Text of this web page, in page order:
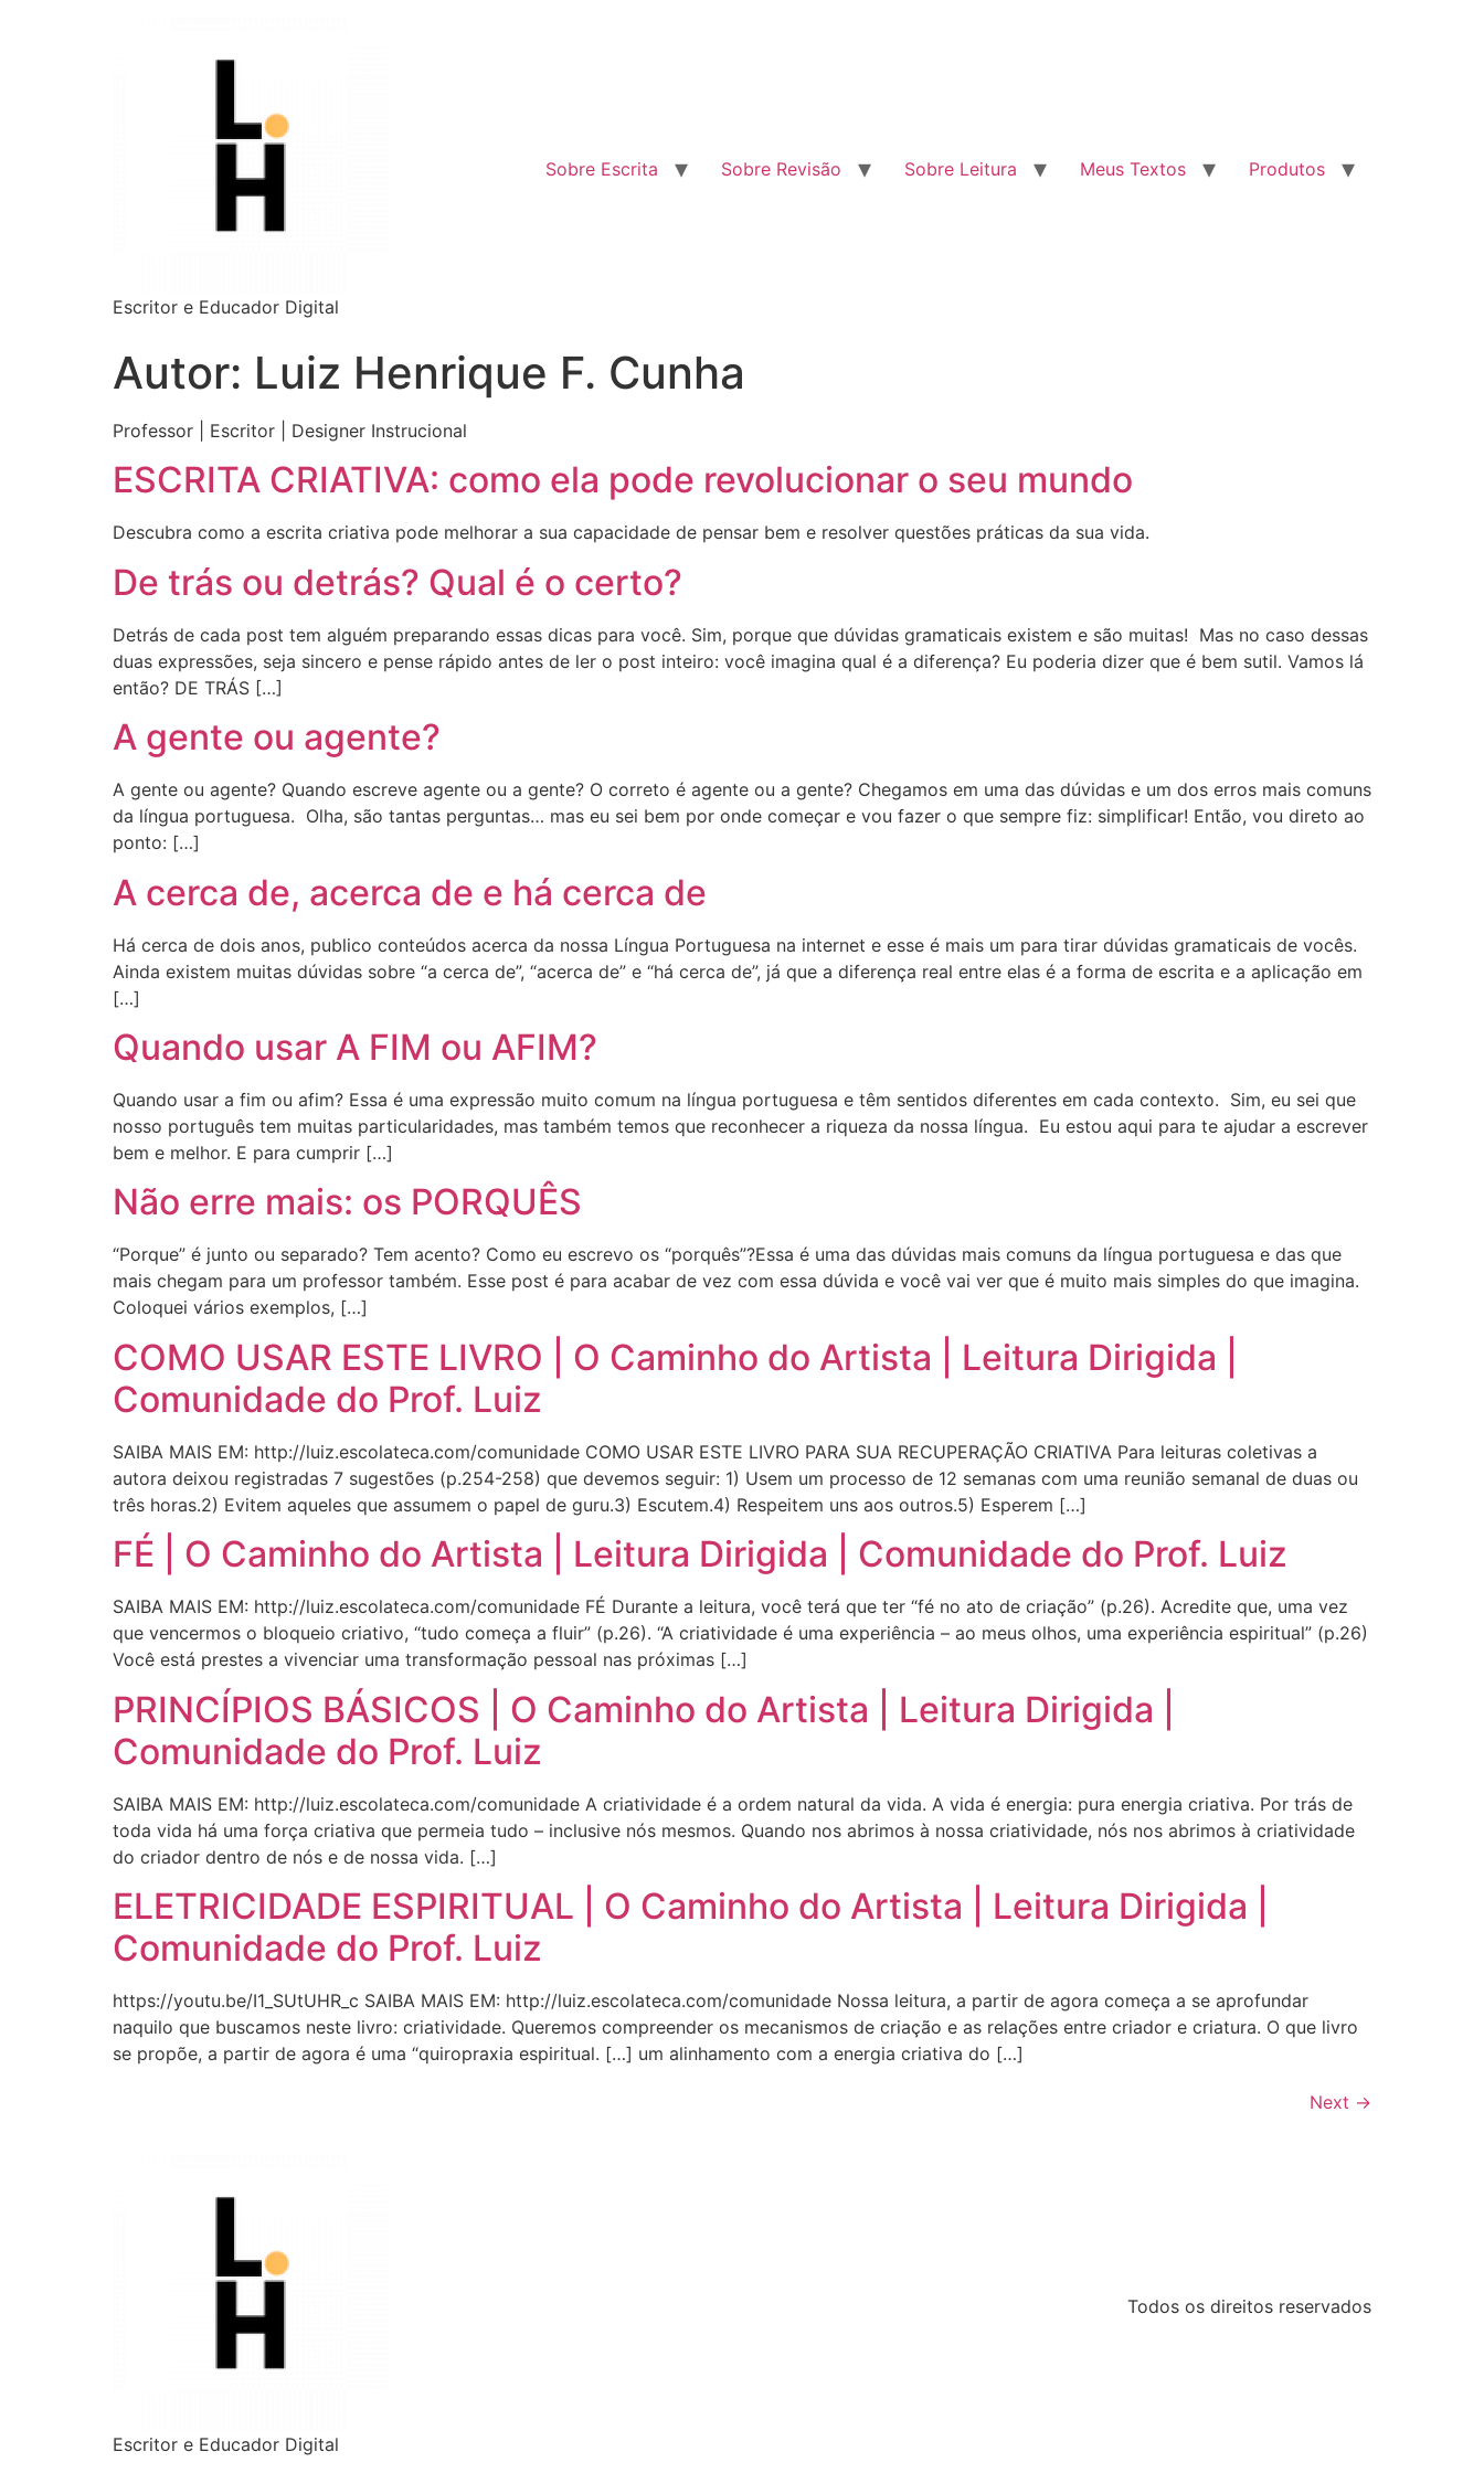
Escritor e Educador Digital
Sobre Escrita Sobre Revisão Sobre Leitura Meus Textos Produtos
Autor: Luiz Henrique F. Cunha
Professor | Escritor | Designer Instrucional
ESCRITA CRIATIVA: como ela pode revolucionar o seu mundo
Descubra como a escrita criativa pode melhorar a sua capacidade de pensar bem e resolver questões práticas da sua vida.
De trás ou detrás? Qual é o certo?
Detrás de cada post tem alguém preparando essas dicas para você. Sim, porque que dúvidas gramaticais existem e são muitas! Mas no caso dessas
duas expressões, seja sincero e pense rápido antes de ler o post inteiro: você imagina qual é a diferença? Eu poderia dizer que é bem sutil. Vamos lá
então? DE TRÁS […]
A gente ou agente?
A gente ou agente? Quando escreve agente ou a gente? O correto é agente ou a gente? Chegamos em uma das dúvidas e um dos erros mais comuns
da língua portuguesa. Olha, são tantas perguntas… mas eu sei bem por onde começar e vou fazer o que sempre fiz: simplificar! Então, vou direto ao
ponto: […]
A cerca de, acerca de e há cerca de
Há cerca de dois anos, publico conteúdos acerca da nossa Língua Portuguesa na internet e esse é mais um para tirar dúvidas gramaticais de vocês.
Ainda existem muitas dúvidas sobre “a cerca de”, “acerca de” e “há cerca de”, já que a diferença real entre elas é a forma de escrita e a aplicação em
[…]
Quando usar A FIM ou AFIM?
Quando usar a fim ou afim? Essa é uma expressão muito comum na língua portuguesa e têm sentidos diferentes em cada contexto. Sim, eu sei que
nosso português tem muitas particularidades, mas também temos que reconhecer a riqueza da nossa língua. Eu estou aqui para te ajudar a escrever
bem e melhor. E para cumprir […]
Não erre mais: os PORQUÊS
“Porque” é junto ou separado? Tem acento? Como eu escrevo os “porquês”?Essa é uma das dúvidas mais comuns da língua portuguesa e das que
mais chegam para um professor também. Esse post é para acabar de vez com essa dúvida e você vai ver que é muito mais simples do que imagina.
Coloquei vários exemplos, […]
COMO USAR ESTE LIVRO | O Caminho do Artista | Leitura Dirigida |
Comunidade do Prof. Luiz
SAIBA MAIS EM: http://luiz.escolateca.com/comunidade COMO USAR ESTE LIVRO PARA SUA RECUPERAÇÃO CRIATIVA Para leituras coletivas a
autora deixou registradas 7 sugestões (p.254-258) que devemos seguir: 1) Usem um processo de 12 semanas com uma reunião semanal de duas ou
três horas.2) Evitem aqueles que assumem o papel de guru.3) Escutem.4) Respeitem uns aos outros.5) Esperem […]
FÉ | O Caminho do Artista | Leitura Dirigida | Comunidade do Prof. Luiz
SAIBA MAIS EM: http://luiz.escolateca.com/comunidade FÉ Durante a leitura, você terá que ter “fé no ato de criação” (p.26). Acredite que, uma vez
que vencermos o bloqueio criativo, “tudo começa a fluir” (p.26). “A criatividade é uma experiência – ao meus olhos, uma experiência espiritual” (p.26)
Você está prestes a vivenciar uma transformação pessoal nas próximas […]
PRINCÍPIOS BÁSICOS | O Caminho do Artista | Leitura Dirigida |
Comunidade do Prof. Luiz
SAIBA MAIS EM: http://luiz.escolateca.com/comunidade A criatividade é a ordem natural da vida. A vida é energia: pura energia criativa. Por trás de
toda vida há uma força criativa que permeia tudo – inclusive nós mesmos. Quando nos abrimos à nossa criatividade, nós nos abrimos à criatividade
do criador dentro de nós e de nossa vida. […]
ELETRICIDADE ESPIRITUAL | O Caminho do Artista | Leitura Dirigida |
Comunidade do Prof. Luiz
https://youtu.be/I1_SUtUHR_c SAIBA MAIS EM: http://luiz.escolateca.com/comunidade Nossa leitura, a partir de agora começa a se aprofundar
naquilo que buscamos neste livro: criatividade. Queremos compreender os mecanismos de criação e as relações entre criador e criatura. O que livro
se propõe, a partir de agora é uma “quiropraxia espiritual. […] um alinhamento com a energia criativa do […]
Next →
Escritor e Educador Digital
Todos os direitos reservados